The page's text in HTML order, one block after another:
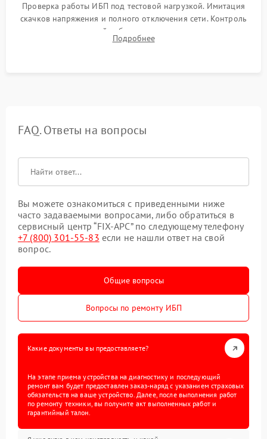
Проверка работы ИБП под тестовой нагрузкой. Имитация
скачков напряжения и полного отключения сети. Контроль
времени автономной работы, температурного режима и
корректности формы выходного сигнала.
Подробнее
FAQ. Ответы на вопросы
Вы можете ознакомиться с приведенными ниже
часто задаваемыми вопросами, либо обратиться в
сервисный центр “FIX-APC” по следующему телефону
+7 (800) 301-55-83 если не нашли ответ на свой
вопрос.
Общие вопросы
Вопросы по ремонту ИБП
Какие документы вы предоставляете?
На этапе приема устройства на диагностику и последующий
ремонт вам будет предоставлен заказ-наряд с указанием страховых
обязательств на ваше устройство. Далее, после выполнения работ
по ремонту техники, вы получите акт выполненных работ и
гарантийный талон.